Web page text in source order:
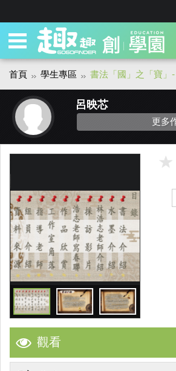
首頁 學生專區 書法「國」之「寶」
呂映芯
更多
觀看